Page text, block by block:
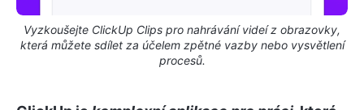
Vyzkoušejte ClickUp Clips pro nahrávání videí z obrazovky,
která můžete sdílet za účelem zpětné vazby nebo vysvětlení
procesů.